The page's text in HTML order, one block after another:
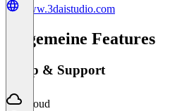
www.3daistudio.com
Allgemeine Features
Setup & Support
Cloud